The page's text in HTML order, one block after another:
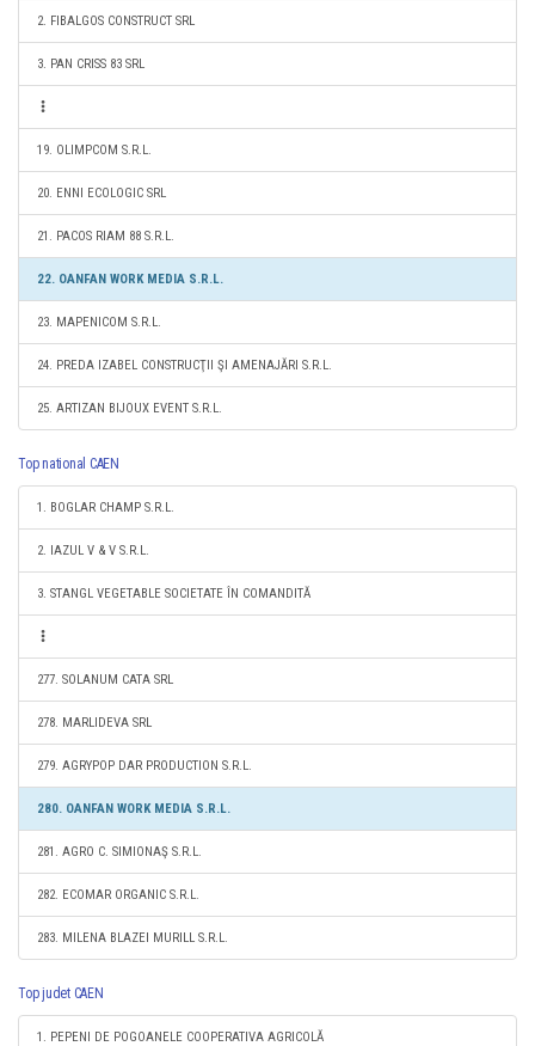
2. FIBALGOS CONSTRUCT SRL
3. PAN CRISS 83 SRL
19. OLIMPCOM S.R.L.
20. ENNI ECOLOGIC SRL
21. PACOS RIAM 88 S.R.L.
22. OANFAN WORK MEDIA S.R.L.
23. MAPENICOM S.R.L.
24. PREDA IZABEL CONSTRUCŢII ŞI AMENAJĂRI S.R.L.
25. ARTIZAN BIJOUX EVENT S.R.L.
Top national CAEN
1. BOGLAR CHAMP S.R.L.
2. IAZUL V & V S.R.L.
3. STANGL VEGETABLE SOCIETATE ÎN COMANDITĂ
277. SOLANUM CATA SRL
278. MARLIDEVA SRL
279. AGRYPOP DAR PRODUCTION S.R.L.
280. OANFAN WORK MEDIA S.R.L.
281. AGRO C. SIMIONAŞ S.R.L.
282. ECOMAR ORGANIC S.R.L.
283. MILENA BLAZEI MURILL S.R.L.
Top judet CAEN
1. PEPENI DE POGOANELE COOPERATIVA AGRICOLĂ